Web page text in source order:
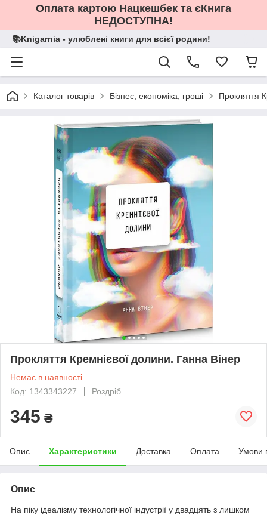
Оплата картою Нацкешбек та єКнига
НЕДОСТУПНА!
📚Knigarnia - улюблені книги для всієї родини!
Каталог товарів Бізнес, економіка, гроші Прокляття
Прокляття Кремнієвої долини. Ганна Вінер
Немає в наявності
Код: 1343343227
Роздріб
345 ₴
Опис Характеристики Доставка Оплата Умови
Опис
На піку ідеалізму технологічної індустрії у двадцять з лишком